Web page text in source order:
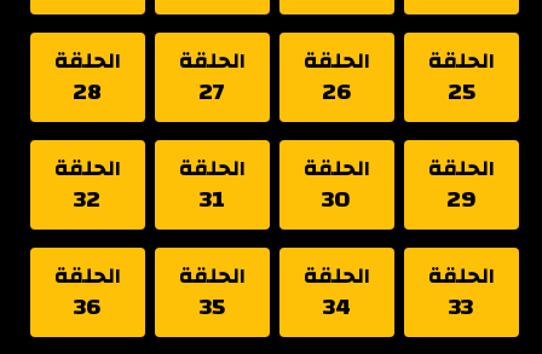
الحلقة
25
الحلقة
26
الحلقة
27
الحلقة
28
الحلقة
29
الحلقة
30
الحلقة
31
الحلقة
32
الحلقة
33
الحلقة
34
الحلقة
35
الحلقة
36